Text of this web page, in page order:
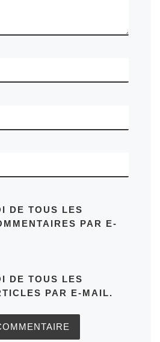
DE TOUS LES
PAR E-
DE TOUS LES
PAR E-MAIL.